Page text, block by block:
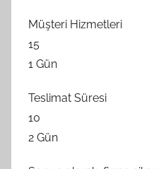
Müşteri Hizmetleri
15
1 Gün
Teslimat Süresi
10
2 Gün